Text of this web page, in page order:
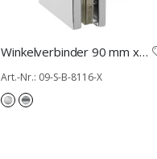
Winkelverbinder 90 mm x 50 mm Wand/Glas 90° mit Langloch
Art.-Nr.: 09-S-B-8116-X